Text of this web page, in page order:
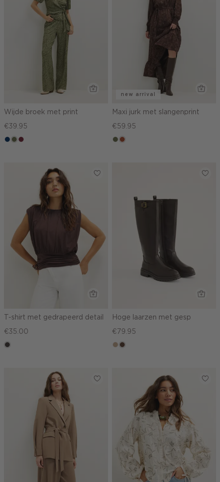
Wijde broek met print
€39.95
donkerblauw
groen,
brique
new arrival
Maxi jurk met slangenprint
€59.95
groen,
bruin
T-shirt met gedrapeerd detail
€35.00
choco
Hoge laarzen met gesp
€79.95
zanddonkerbruin